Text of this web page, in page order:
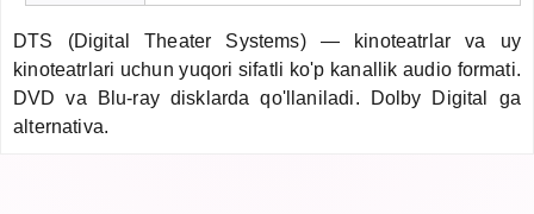
DTS (Digital Theater Systems) — kinoteatrlar va uy
kinoteatrlari uchun yuqori sifatli ko'p kanallik audio formati.
DVD va Blu-ray disklarda qo'llaniladi. Dolby Digital ga
alternativa.